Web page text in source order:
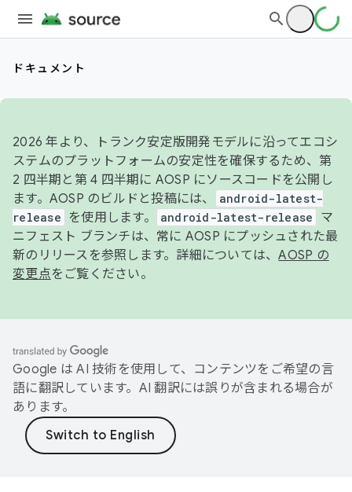
ドキュメント
2026 年より、トランク安定版開発モデルに沿ってエコシ
ステムのプラットフォームの安定性を確保するため、第
2 四半期と第 4 四半期に AOSP にソースコードを公開し
ます。AOSP のビルドと投稿には、
android-latest-
release
を使用します。 android-latest-release
マ
ニフェスト ブランチは、常に AOSP にプッシュされた最
新のリリースを参照します。詳細については、AOSP の
変更点をご覧ください。
Google は AI 技術を使用して、コンテンツをご希望の言
語に翻訳しています。AI 翻訳には誤りが含まれる場合が
あります。